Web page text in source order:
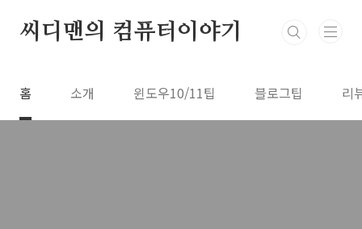
씨디맨의 컴퓨터이야기
홈 소개 윈도우10/11팁 블로그팁 리